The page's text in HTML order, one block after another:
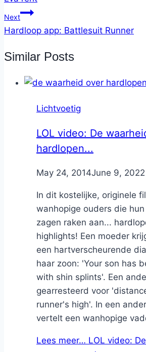
Next
Hardloop app: Battlesuit Runner
Similar Posts
Lichtvoetig
LOL video: De
hardlopen...
ByNicole
May 24, 2014June 9, 2022
In dit kostelijke, originele
wanhopige ouders die
zagen raken aan...
highlights! Een moeder
een hartverscheurende
haar zoon: 'Your son has
with shin splints'. Een
gearresteerd voor
runner's high'. In een
vertelt een wanhopige
Lees meer… LOL video: